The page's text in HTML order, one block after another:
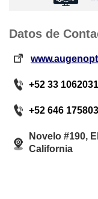
Datos de
+52 33
+52 646
Novelo #190,
California